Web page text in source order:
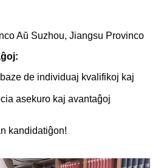
Aŭ Suzhou, Jiangsu Provinco
de individuaj kvalifikoj kaj
asekuro kaj avantaĝoj
kandidatiĝon!